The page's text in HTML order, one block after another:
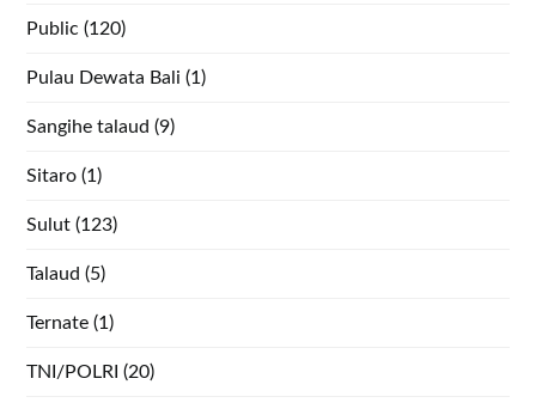
Public (120)
Pulau Dewata Bali (1)
Sangihe talaud (9)
Sitaro (1)
Sulut (123)
Talaud (5)
Ternate (1)
TNI/POLRI (20)